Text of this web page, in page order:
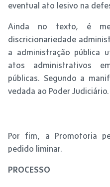
eventual ato lesivo na
Ainda no texto, é
discricionariedade
a administração pública
atos administrativos
públicas. Segundo a
vedada ao Poder Judiciário.
Por fim, a Promotoria
pedido liminar.
PROCESSO